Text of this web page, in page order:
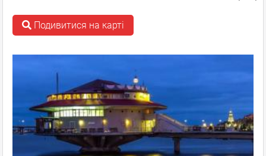
Подивитися на карті